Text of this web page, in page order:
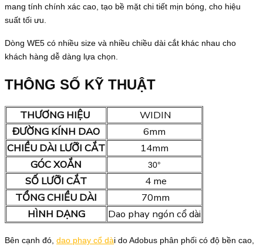
mang tính chính xác cao, tạo bề mặt chi tiết mịn bóng, cho hiệu
suất tối ưu.
Dòng WE5 có nhiều size và nhiều chiều dài cắt khác nhau cho
khách hàng dễ dàng lựa chọn.
THÔNG SỐ KỸ THUẬT
THƯƠNG HIỆU
WIDIN
ĐƯỜNG KÍNH DAO
6mm
CHIỀU DÀI LƯỠI CẮT
14mm
GÓC XOẮN
30°
SỐ LƯỠI CẮT
4 me
TỔNG CHIỀU DÀI
70mm
HÌNH DẠNG
Dao phay ngón cổ dài
Bên cạnh đó, dao phay cổ dài do Adobus phân phối có độ bền cao,